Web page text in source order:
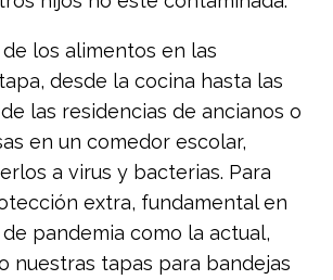
los alimentos en las
desde la cocina hasta las
las residencias de ancianos o
en un comedor escolar,
a virus y bacterias. Para
extra, fundamental en
pandemia como la actual,
nuestras tapas para bandejas